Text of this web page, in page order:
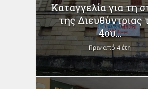
Καταγγελία για τη
της Διευθύντριας
4ου...
Πριν από 4 έτη